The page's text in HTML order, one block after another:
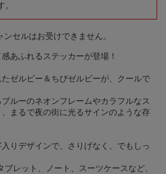
セルはお受けできません。
あふれるステッカーが登場！
ゼルビー＆ちびゼルビーが、クールで
ルーのネオンフレームやカラフルなス
まるで夜の街に光るサインのような存
入りデザインで、さりげなく、でもしっ
ブレット、ノート、スーツケースなど、